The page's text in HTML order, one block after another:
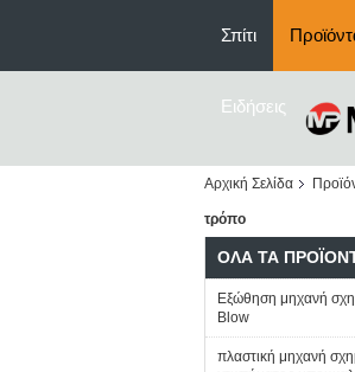
Σπίτι
Ειδήσεις
Αρχική Σελίδα
τρόπο
ΌΛΑ ΤΑ
Εξώθηση μηχανή
Blow
πλαστική μηχανή